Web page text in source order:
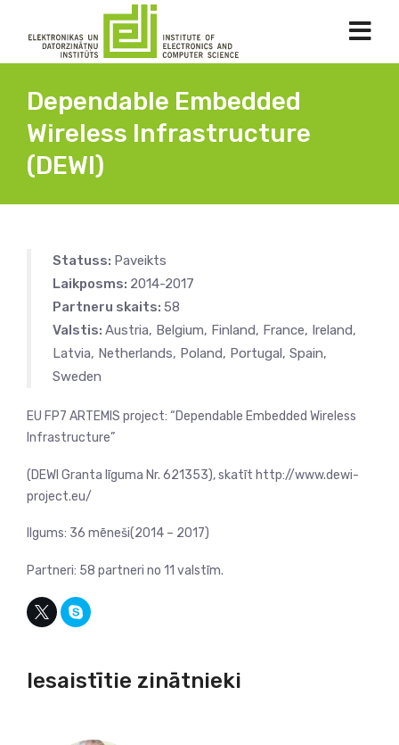
Dependable Embedded
Wireless Infrastructure
(DEWI)
Statuss: Paveikts
Laikposms: 2014-2017
Partneru skaits: 58
Valstis: Austria, Belgium, Finland, France, Ireland,
Latvia, Netherlands, Poland, Portugal, Spain,
Sweden
EU FP7 ARTEMIS project: “Dependable Embedded Wireless
Infrastructure”
(DEWI Granta līguma Nr. 621353), skatīt http://www.dewi-
project.eu/
Ilgums: 36 mēneši(2014 – 2017)
Partneri: 58 partneri no 11 valstīm.
Iesaistītie zinātnieki